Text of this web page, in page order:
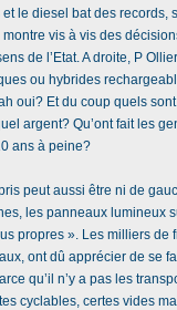
le diesel bat des records,
montre vis à vis des
de l’Etat. A droite, P
ou hybrides
oui? Et du coup quels
argent? Qu’ont fait les
ans à peine?
peut aussi être ni de
les panneaux lumineux
propres ». Les milliers de
ont dû apprécier de se
qu’il n’y a pas les
cyclables, certes vides